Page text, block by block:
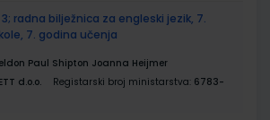
3; radna bilježnica za engleski jezik, 7.
7. godina učenja
Paul Shipton Joanna Heijmer
d.o.o. Registarski broj ministarstva: 6783-